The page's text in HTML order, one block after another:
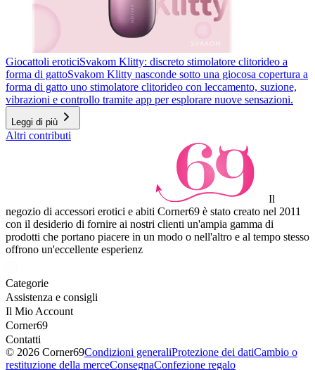
Giocattoli eroticiSvakom Klitty: discreto stimolatore clitorideo a
forma di gattoSvakom Klitty nasconde sotto una giocosa copertura a
forma di gatto uno stimolatore clitorideo con leccamento, suzione,
vibrazioni e controllo tramite app per esplorare nuove sensazioni.
Leggi di più
Altri contributi
Il
negozio di accessori erotici e abiti Corner69 è stato creato nel 2011
con il desiderio di fornire ai nostri clienti un'ampia gamma di
prodotti che portano piacere in un modo o nell'altro e al tempo stesso
offrono un'eccellente esperienz
Categorie
Assistenza e consigli
Il Mio Account
Corner69
Contatti
© 2026 Corner69Condizioni generaliProtezione dei datiCambio o
restituzione della merceConsegnaConfezione regalo